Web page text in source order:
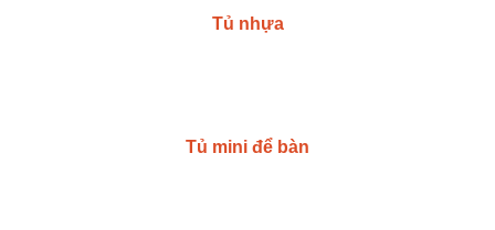
Tủ nhựa
Tủ mini để bàn